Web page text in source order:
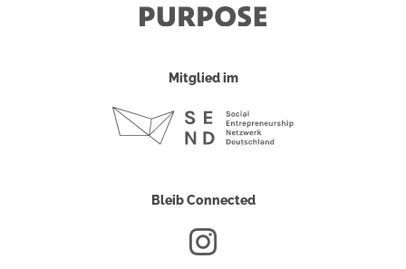
Mitglied im
Bleib Connected